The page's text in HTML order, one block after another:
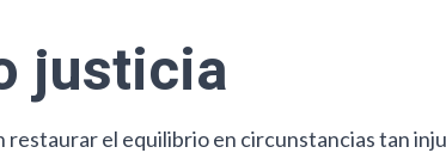
justicia
restaurar el equilibrio en circunstancias tan